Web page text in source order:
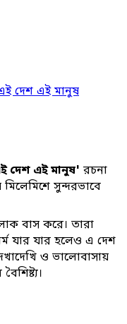
দেশ এই মানুষ
দেশ এই মানুষ' রচনা
মিলেমিশে সুন্দরভাবে
বাস করে। তারা
যার যার হলেও এ দেশ
ও ভালোবাসায়